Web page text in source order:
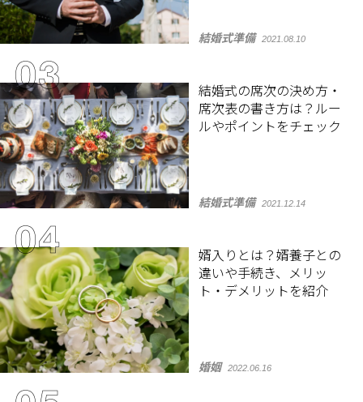
結婚式準備 2021.08.10
結婚式の席次の決め方・
席次表の書き方は？ルー
ルやポイントをチェック
結婚式準備 2021.12.14
婿入りとは？婿養子との
違いや手続き、メリッ
ト・デメリットを紹介
婚姻 2022.06.16